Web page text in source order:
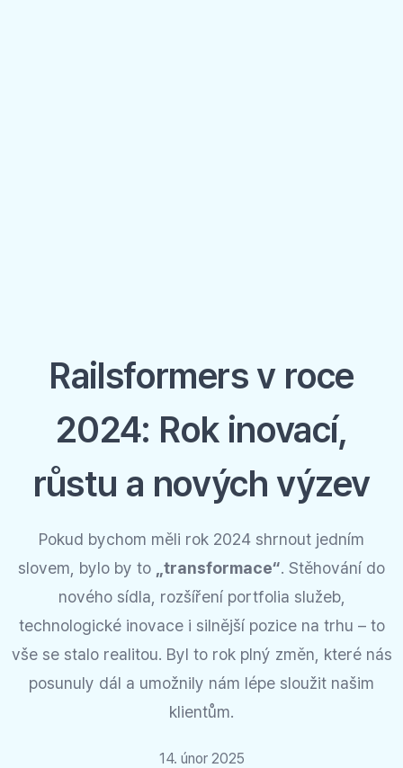
Railsformers v roce
2024: Rok inovací,
růstu a nových výzev
Pokud bychom měli rok 2024 shrnout jedním
slovem, bylo by to
„transformace“. Stěhování do
nového sídla, rozšíření portfolia služeb,
technologické inovace i silnější pozice na trhu – to
vše se stalo realitou. Byl to rok plný změn, které nás
posunuly dál a umožnily nám lépe sloužit našim
klientům.
14. únor 2025